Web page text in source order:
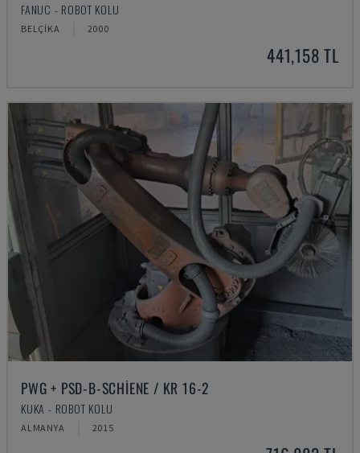
FANUC - ROBOT KOLU
BELÇIKA 2000
441,158 TL
PWG + PSD-B-SCHIENE / KR 16-2
KUKA - ROBOT KOLU
ALMANYA 2015